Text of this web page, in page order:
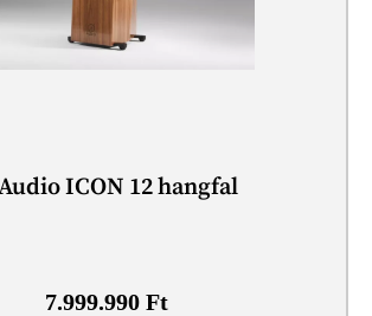
ICON 12 hangfal
7.999.990 Ft